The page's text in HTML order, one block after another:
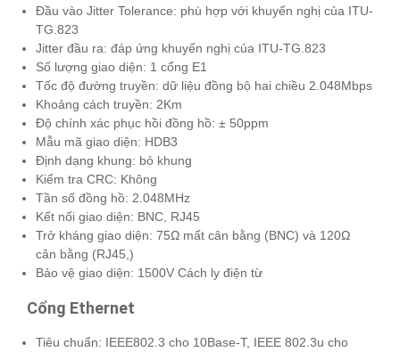
Đầu vào Jitter Tolerance: phù hợp với khuyến nghị của ITU-
TG.823
Jitter đầu ra: đáp ứng khuyến nghị của ITU-TG.823
Số lượng giao diện: 1 cổng E1
Tốc độ đường truyền: dữ liệu đồng bộ hai chiều 2.048Mbps
Khoảng cách truyền: 2Km
Độ chính xác phục hồi đồng hồ: ± 50ppm
Mẫu mã giao diện: HDB3
Định dạng khung: bỏ khung
Kiểm tra CRC: Không
Tần số đồng hồ: 2.048MHz
Kết nối giao diện: BNC, RJ45
Trở kháng giao diện: 75Ω mất cân bằng (BNC) và 120Ω
cân bằng (RJ45,)
Bảo vệ giao diện: 1500V Cách ly điện từ
Cổng Ethernet
Tiêu chuẩn: IEEE802.3 cho 10Base-T, IEEE 802.3u cho